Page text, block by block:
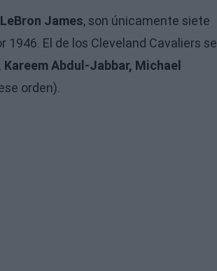
LeBron James, son únicamente siete
El de los Cleveland Cavaliers se
Abdul-Jabbar, Michael
orden).